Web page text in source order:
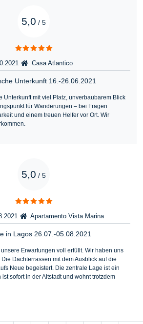
5,0 / 5
Casa Atlantico
Unterkunft 16.-26.06.2021
Unterkunft mit viel Platz, unverbaubarem Blick
für Wanderungen – bei Fragen
und einem treuen Helfer vor Ort. Wir
5,0 / 5
Apartamento Vista Marina
in Lagos 26.07.-05.08.2021
Erwartungen voll erfüllt. Wir haben uns
Dachterrassen mit dem Ausblick auf die
Neue begeistert. Die zentrale Lage ist ein
sofort in der Altstadt und wohnt trotzdem